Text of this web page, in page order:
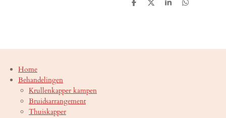
D
D
S
D
Home
Behandelingen
Krullenkapper kampen
Bruidsarrangement
Thuiskapper